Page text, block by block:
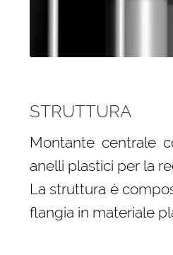
STRUTTURA
Montante centrale
anelli plastici per la
La struttura è
flangia in materiale